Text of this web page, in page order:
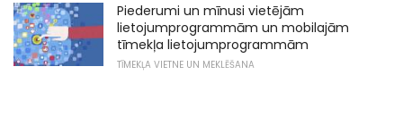
Piederumi un mīnusi vietējām
lietojumprogrammām un mobilajām
tīmekļa lietojumprogrammām
TĪMEKĻA VIETNE UN MEKLĒŠANA